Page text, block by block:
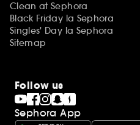
Clean at Sephora
Black Friday la Sephora
Singles' Day la Sephora
Sitemap
Follow us
Sephora App